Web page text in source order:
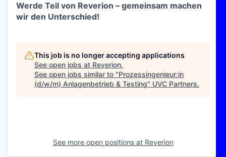
Werde Teil von Reverion – gemeinsam machen
wir den Unterschied!
This job is no longer accepting applications
See open jobs at Reverion.
See open jobs similar to "Prozessingenieur:in
(d/w/m) Anlagenbetrieb & Testing" UVC Partners.
See more open positions at Reverion